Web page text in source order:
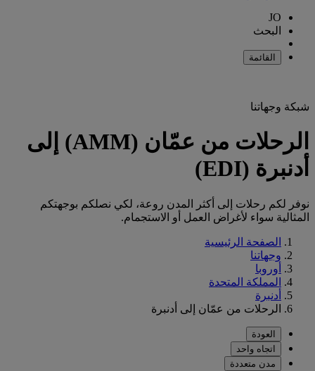
JO
البحث
القائمة
شبكة وجهاتنا
الرحلات من عمّان (AMM) إلى
أدنبرة (EDI)
نوفر لكم رحلات إلى أكثر المدن روعة، لكي نصلكم بوجهتكم
المثالية سواء لأغراض العمل أو الاستجمام.
الصفحة الرئيسية
وجهاتنا
أوروبا
المملكة المتحدة
أدنبرة
الرحلات من عمّان إلى أدنبرة
العودة
اتجاه واحد
مدن متعددة